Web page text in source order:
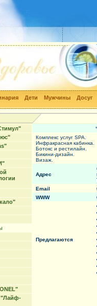
Дети Мужчины Досуг
"Лайф-
Комплекс услуг SPA.
Инфракрасная кабинка.
Ботокс и рестилайн.
Бикини-дизайн.
Визаж.
Адрес
Email
WWW
Предлагаются